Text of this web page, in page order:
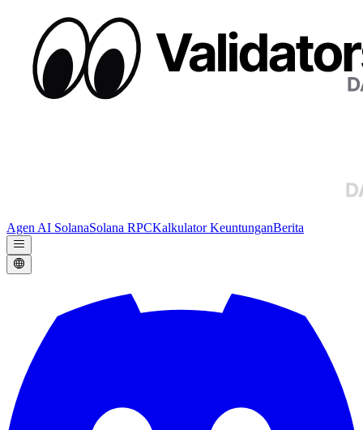
Agen AI SolanaSolana RPCKalkulator KeuntunganBerita